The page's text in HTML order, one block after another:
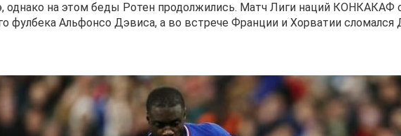
на этом беды Ротен продолжились. Матч Лиги наций КОНКАКАФ
фулбека Альфонсо Дэвиса, а во встрече Франции и Хорватии сломался